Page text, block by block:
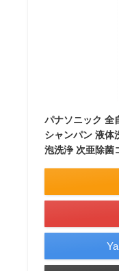
パナソニック 全
シャンパン 液体
泡洗浄 次亜除菌